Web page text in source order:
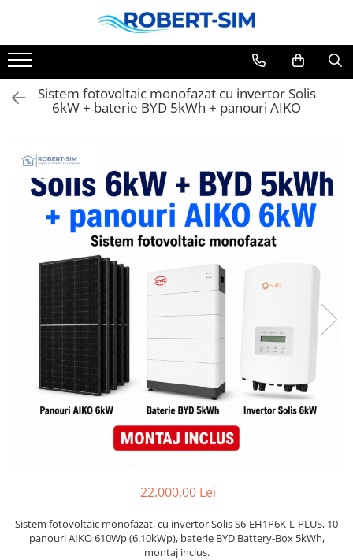
Sistem fotovoltaic monofazat cu invertor Solis
6kW + baterie BYD 5kWh + panouri AIKO
22.000,00 Lei
Sistem fotovoltaic monofazat, cu invertor Solis S6-EH1P6K-L-PLUS, 10
panouri AIKO 610Wp (6.10kWp), baterie BYD Battery-Box 5kWh,
montaj inclus.